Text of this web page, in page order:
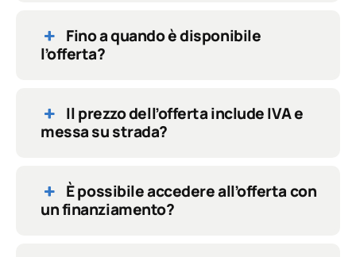
Fino a quando è disponibile
l’offerta?
Il prezzo dell’offerta include IVA e
messa su strada?
È possibile accedere all’offerta con
un finanziamento?